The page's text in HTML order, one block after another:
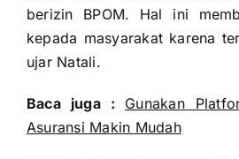
berizin BPOM. Hal ini
kepada masyarakat karena
ujar Natali.
Baca juga : Gunakan
Asuransi Makin Mudah